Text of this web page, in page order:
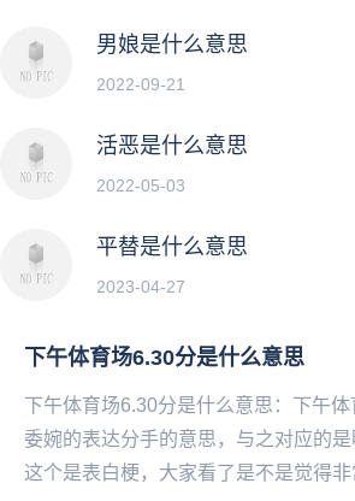
男娘是什么意思
2022-09-21
活恶是什么意思
2022-05-03
平替是什么意思
2023-04-27
下午体育场6.30分是什么意思
下午体育场6.30分是什么意思：下午
委婉的表达分手的意思，与之对应的是
这个是表白梗，大家看了是不是觉得